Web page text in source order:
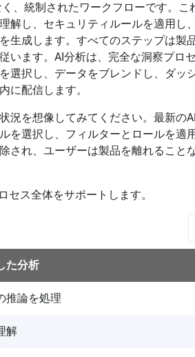
、統制されたワークフローです。こ
解し、セキュリティルールを適用し
生成します。すべてのステップは製
います。AI分析は、完全な洞察プロ
選択し、データをブレンドし、ダッ
に配信します。
況を想像してみてください。最新の
を選択し、フィルターとロールを適
され、ユーザーは製品を離れること
ス全体をサポートします。
た分析
推論を処理
解